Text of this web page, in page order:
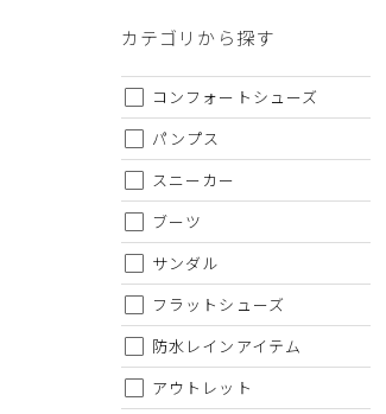
カテゴリから探す
コンフォートシューズ
パンプス
スニーカー
ブーツ
サンダル
フラットシューズ
防水レインアイテム
アウトレット